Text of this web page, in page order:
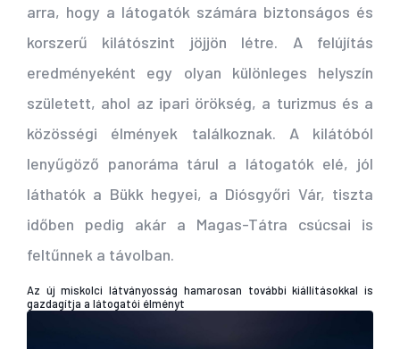
arra, hogy a látogatók számára biztonságos és
korszerű kilátószint jöjjön létre. A felújítás
eredményeként egy olyan különleges helyszín
született, ahol az ipari örökség, a turizmus és a
közösségi élmények találkoznak. A kilátóból
lenyűgöző panoráma tárul a látogatók elé, jól
láthatók a Bükk hegyei, a Diósgyőri Vár, tiszta
időben pedig akár a Magas-Tátra csúcsai is
feltűnnek a távolban.
Az új miskolci látványosság hamarosan további kiállításokkal is
gazdagítja a látogatói élményt